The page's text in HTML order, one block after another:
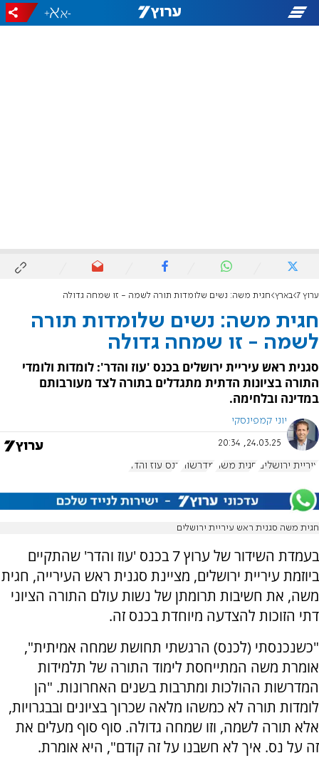
-
+
ערוץ 7 בארץ חגית משה: נשים שלומדות תורה לשמה - זו שמחה גדולה
חגית משה: נשים שלומדות תורה
לשמה - זו שמחה גדולה
סגנית ראש עיריית ירושלים בכנס 'עוז והדר': לומדות ולומדי
התורה בציונות הדתית מתגדלים בתורה לצד מעורבותם
במדינה ובלחימה.
יוני קמפינסקי
24.03.25, 20:34
עיריית ירושלים חגית משה מדרשות כנס עוז והדר
חגית משה סגנית ראש עיריית ירושלים
בעמדת השידור של ערוץ 7 בכנס 'עוז והדר' שהתקיים
ביוזמת עיריית ירושלים, מציינת סגנית ראש העירייה, חגית
משה, את חשיבות תרומתן של נשות עולם התורה הציוני
דתי הזוכות להצדעה מיוחדת בכנס זה.
"כשנכנסתי (לכנס) הרגשתי תחושת שמחה אמיתית",
אומרת משה המתייחסת לימוד התורה של תלמידות
המדרשות ההולכות ומתרבות בשנים האחרונות. "הן
לומדות תורה לא כמשהו מלאה שכרוך בציונים ובבגרויות,
אלא תורה לשמה, וזו שמחה גדולה. סוף סוף מעלים את
זה על נס. איך לא חשבנו על זה קודם", היא אומרת.